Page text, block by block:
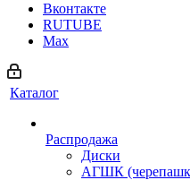
Вконтакте
RUTUBE
Max
Каталог
Распродажа
Диски
АГШК